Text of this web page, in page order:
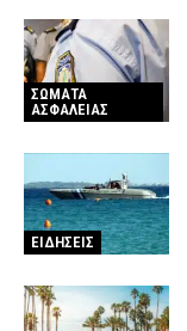
ΣΩΜΑΤΑ
ΑΣΦΑΛΕΙΑΣ
ΕΙΔΗΣΕΙΣ